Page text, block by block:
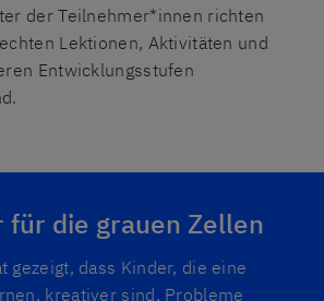
der Teilnehmer*innen richten
Lektionen, Aktivitäten und
Entwicklungsstufen
für die grauen Zellen
gezeigt, dass Kinder, die eine
kreativer sind, Probleme